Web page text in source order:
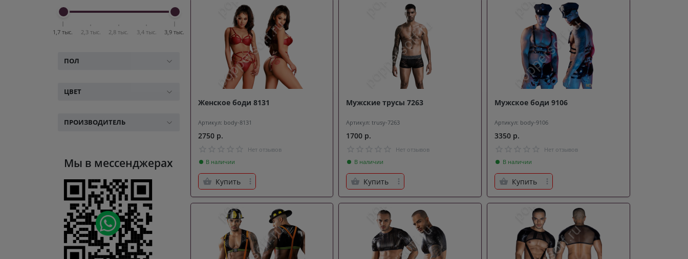
1,7 тыс. 2,3 тыс. 2,8 тыс. 3,4 тыс. 3,9 тыс.
ПОЛ
ЦВЕТ
ПРОИЗВОДИТЕЛЬ
Мы в мессенджерах
Женское боди 8131
Артикул: body-8131
2750 р.
Нет отзывов
В наличии
Купить
Мужские трусы 7263
Артикул: trusy-7263
1700 р.
Нет отзывов
В наличии
Купить
Мужское боди 9106
Артикул: body-9106
3350 р.
Нет отзывов
В наличии
Купить